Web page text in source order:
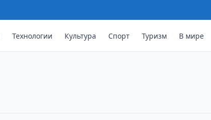
Технологии Культура Спорт Туризм В мире